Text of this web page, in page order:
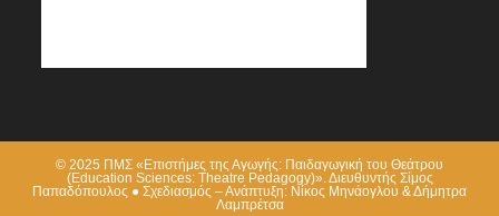
© 2025 ΠΜΣ «Επιστήμες της Αγωγής: Παιδαγωγική του Θεάτρου
(Education Sciences: Theatre Pedagogy)». Διευθυντής Σίμος
Παπαδόπουλος ● Σχεδιασμός – Ανάπτυξη: Νίκος Μηνάογλου & Δήμητρα
Λαμπρέτσα